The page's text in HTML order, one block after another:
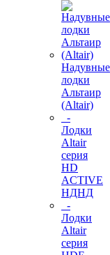
Надувные
лодки
Альтаир
(Altair)
-
Лодки
Altair
серия
HD
ACTIVE
НДНД
-
Лодки
Altair
серия